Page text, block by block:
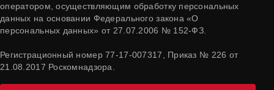
оператором, осуществляющим обработку персональных
данных на основании Федерального закона «О
персональных данных» от 27.07.2006 № 152-ФЗ.
Регистрационный номер 77-17-007317, Приказ № 226 от
21.08.2017 Роскомнадзора.